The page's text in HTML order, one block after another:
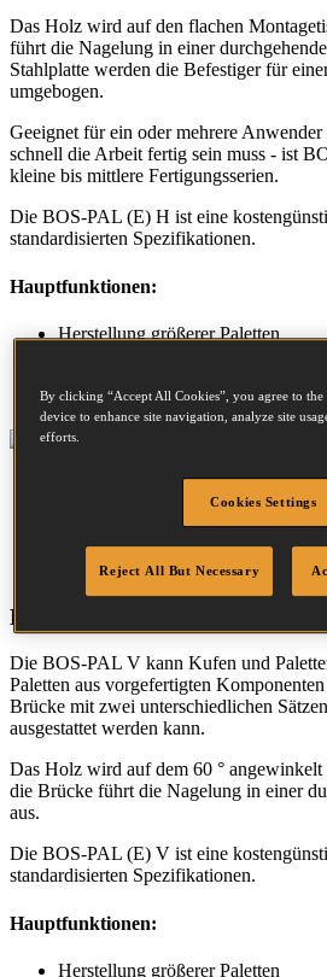
Das Holz wird auf den flachen
führt die Nagelung in einer
Stahlplatte werden die Befestiger für
umgebogen.
Geeignet für ein oder mehrere
schnell die Arbeit fertig sein muss - ist
kleine bis mittlere Fertigungsserien.
Die BOS-PAL (E) H ist eine
standardisierten Spezifikationen.
Hauptfunktionen:
Herstellung größerer Paletten
Fertigung von Komponenten
(Standard)
(Min - Max)
Länge(mm)
Höhe(mm)
BOS-PAL (E) V
Die BOS-PAL V kann Kufen und
Paletten aus vorgefertigten
Brücke mit zwei unterschiedlichen
ausgestattet werden kann.
Das Holz wird auf dem 60 °
die Brücke führt die Nagelung in einer
aus.
Die BOS-PAL (E) V ist eine
standardisierten Spezifikationen.
Hauptfunktionen:
Herstellung größerer Paletten
By clicking “Accept All Cookies”, you agree to
device to enhance site navigation, analyze site
efforts.
Cookies Settings
Reject All But Necessary